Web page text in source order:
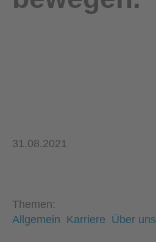
31.08.2021
Themen:
Allgemein Karriere Über uns